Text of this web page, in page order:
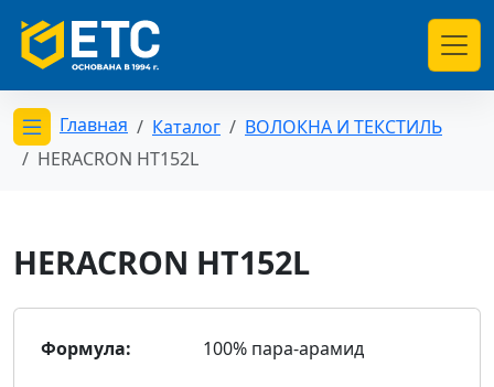
Открыть меню категорий
Главная Каталог
ВОЛОКНА И ТЕКСТИЛЬ
HERACRON HT152L
HERACRON HT152L
Формула: 100% пара-арамид